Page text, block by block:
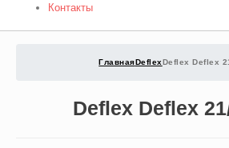
Контакты
ГлавнаяDeflexDeflex Deflex
Deflex Deflex